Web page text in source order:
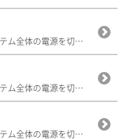
警告: 異常時の対策を行なう前に、必ずシステム全体の電源を切ってください。...
警告: 異常時の対策を行なう前に、必ずシステム全体の電源を切ってください。...
警告: 異常時の対策を行なう前に、必ずシステム全体の電源を切ってください。...